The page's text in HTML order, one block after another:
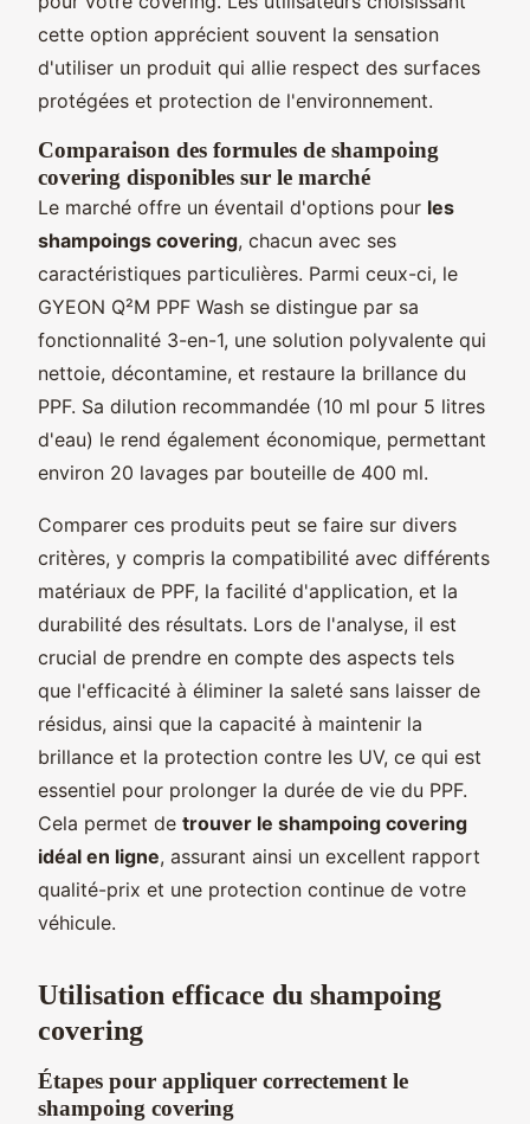
cette option apprécient souvent la sensation
d'utiliser un produit qui allie respect des surfaces
protégées et protection de l'environnement.
Comparaison des formules de shampoing
covering disponibles sur le marché
Le marché offre un éventail d'options pour les
shampoings covering, chacun avec ses
caractéristiques particulières. Parmi ceux-ci, le
GYEON Q²M PPF Wash se distingue par sa
fonctionnalité 3-en-1, une solution polyvalente qui
nettoie, décontamine, et restaure la brillance du
PPF. Sa dilution recommandée (10 ml pour 5 litres
d'eau) le rend également économique, permettant
environ 20 lavages par bouteille de 400 ml.
Comparer ces produits peut se faire sur divers
critères, y compris la compatibilité avec différents
matériaux de PPF, la facilité d'application, et la
durabilité des résultats. Lors de l'analyse, il est
crucial de prendre en compte des aspects tels
que l'efficacité à éliminer la saleté sans laisser de
résidus, ainsi que la capacité à maintenir la
brillance et la protection contre les UV, ce qui est
essentiel pour prolonger la durée de vie du PPF.
Cela permet de trouver le shampoing covering
idéal en ligne, assurant ainsi un excellent rapport
qualité-prix et une protection continue de votre
véhicule.
Utilisation efficace du shampoing
covering
Étapes pour appliquer correctement le
shampoing covering